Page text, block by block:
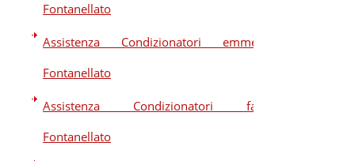
Fontanellato
Assistenza Condizionatori emmeti
Fontanellato
Assistenza Condizionatori fair
Fontanellato